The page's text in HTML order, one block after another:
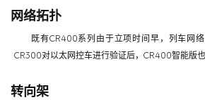
网络拓扑
既有CR400系列由于立项时间早，列车网
CR300对以太网控车进行验证后，CR400智能版也
转向架